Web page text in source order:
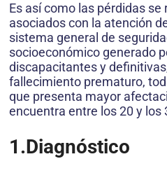
Es así como las pérdidas
asociados con la atención
sistema general de
socioeconómico generado
discapacitantes y
fallecimiento prematuro,
que presenta mayor
encuentra entre los 20 y los
1.Diagnóstico